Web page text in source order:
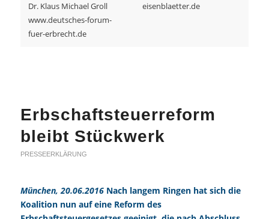
Dr. Klaus Michael Groll
www.deutsches-forum-
fuer-erbrecht.de
eisenblaetter.de
Erbschaftsteuerreform
bleibt Stückwerk
PRESSEERKLÄRUNG
München, 20.06.2016Nach langem Ringen hat sich die
Koalition nun auf eine Reform des